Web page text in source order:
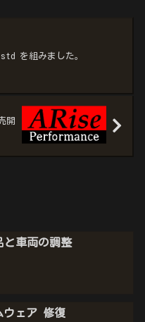
std を組みました。
開
と車両の調整
ウェア 修復